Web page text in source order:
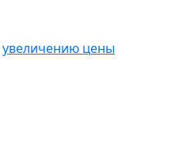
увеличению цены